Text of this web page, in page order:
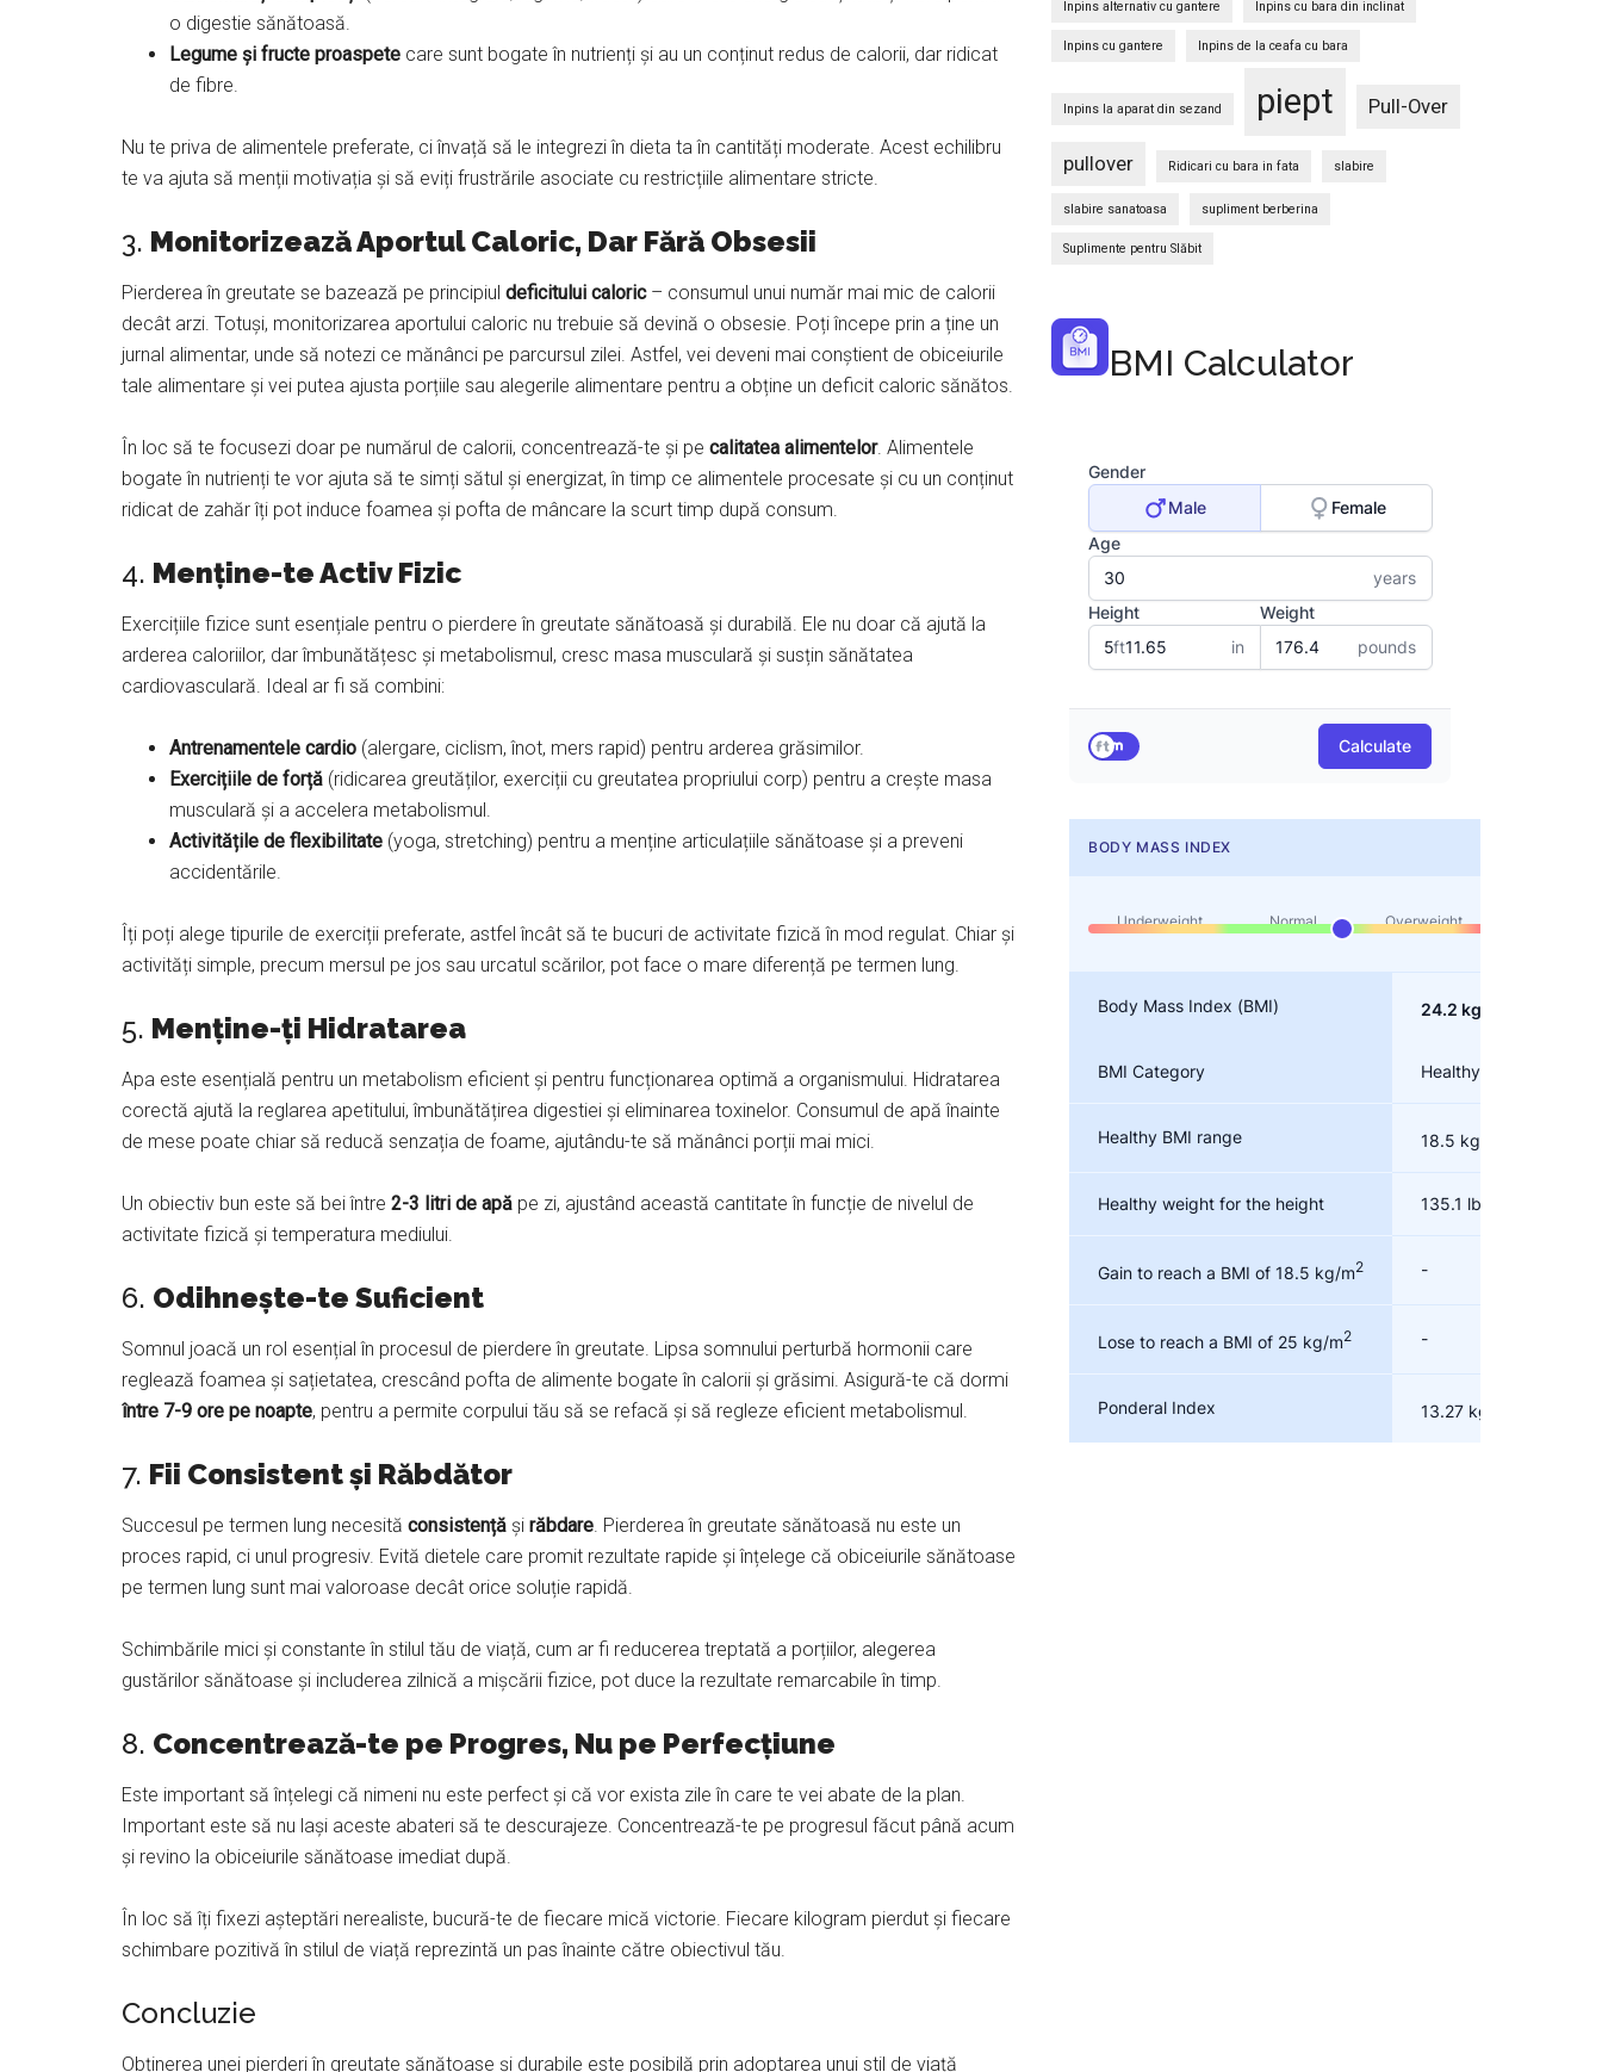
o digestie sănătoasă.
Legume și fructe proaspete care sunt bogate în nutrienți și au un conținut redus de calorii, dar ridicat
de fibre.
Nu te priva de alimentele preferate, ci învață să le integrezi în dieta ta în cantități moderate. Acest echilibru
te va ajuta să menții motivația și să eviți frustrările asociate cu restricțiile alimentare stricte.
3. Monitorizează Aportul Caloric, Dar Fără Obsesii
Pierderea în greutate se bazează pe principiul deficitului caloric– consumul unui număr mai mic de calorii
decât arzi. Totuși, monitorizarea aportului caloric nu trebuie să devină o obsesie. Poți începe prin a ține un
jurnal alimentar, unde să notezi ce mănânci pe parcursul zilei. Astfel, vei deveni mai conștient de obiceiurile
tale alimentare și vei putea ajusta porțiile sau alegerile alimentare pentru a obține un deficit caloric sănătos.
În loc să te focusezi doar pe numărul de calorii, concentrează-te și pe calitatea alimentelor. Alimentele
bogate în nutrienți te vor ajuta să te simți sătul și energizat, în timp ce alimentele procesate și cu un conținut
ridicat de zahăr îți pot induce foamea și pofta de mâncare la scurt timp după consum.
4. Menține-te Activ Fizic
Exercițiile fizice sunt esențiale pentru o pierdere în greutate sănătoasă și durabilă. Ele nu doar că ajută la
arderea caloriilor, dar îmbunătățesc și metabolismul, cresc masa musculară și susțin sănătatea
cardiovasculară. Ideal ar fi să combini:
Antrenamentele cardio (alergare, ciclism, înot, mers rapid) pentru arderea grăsimilor.
Exercițiile de forță (ridicarea greutăților, exerciții cu greutatea propriului corp) pentru a crește masa
musculară și a accelera metabolismul.
Activitățile de flexibilitate (yoga, stretching) pentru a menține articulațiile sănătoase și a preveni
accidentările.
Îți poți alege tipurile de exerciții preferate, astfel încât să te bucuri de activitate fizică în mod regulat. Chiar și
activități simple, precum mersul pe jos sau urcatul scărilor, pot face o mare diferență pe termen lung.
5. Menține-ți Hidratarea
Apa este esențială pentru un metabolism eficient și pentru funcționarea optimă a organismului. Hidratarea
corectă ajută la reglarea apetitului, îmbunătățirea digestiei și eliminarea toxinelor. Consumul de apă înainte
de mese poate chiar să reducă senzația de foame, ajutându-te să mănânci porții mai mici.
Un obiectiv bun este să bei între 2-3 litri de apă pe zi, ajustând această cantitate în funcție de nivelul de
activitate fizică și temperatura mediului.
6. Odihnește-te Suficient
Somnul joacă un rol esențial în procesul de pierdere în greutate. Lipsa somnului perturbă hormonii care
reglează foamea și sațietatea, crescând pofta de alimente bogate în calorii și grăsimi. Asigură-te că dormi
între 7-9 ore pe noapte, pentru a permite corpului tău să se refacă și să regleze eficient metabolismul.
7. Fii Consistent și Răbdător
Succesul pe termen lung necesită consistență și răbdare. Pierderea în greutate sănătoasă nu este un
proces rapid, ci unul progresiv. Evită dietele care promit rezultate rapide și înțelege că obiceiurile sănătoase
pe termen lung sunt mai valoroase decât orice soluție rapidă.
Schimbările mici și constante în stilul tău de viață, cum ar fi reducerea treptată a porțiilor, alegerea
gustărilor sănătoase și includerea zilnică a mișcării fizice, pot duce la rezultate remarcabile în timp.
8. Concentrează-te pe Progres, Nu pe Perfecțiune
Este important să înțelegi că nimeni nu este perfect și că vor exista zile în care te vei abate de la plan.
Important este să nu lași aceste abateri să te descurajeze. Concentrează-te pe progresul făcut până acum
și revino la obiceiurile sănătoase imediat după.
În loc să îți fixezi așteptări nerealiste, bucură-te de fiecare mică victorie. Fiecare kilogram pierdut și fiecare
schimbare pozitivă în stilul de viață reprezintă un pas înainte către obiectivul tău.
Concluzie
Obținerea unei pierderi în greutate sănătoase și durabile este posibilă prin adoptarea unui stil de viață
Inpins alternativ cu gantere Inpins cu bara din inclinat
Inpins cu gantere Inpins de la ceafa cu bara
Inpins la aparat din sezand piept Pull-Over
pullover Ridicari cu bara in fata slabire
slabire sanatoasa supliment berberina
Suplimente pentru Slăbit
BMI Calculator